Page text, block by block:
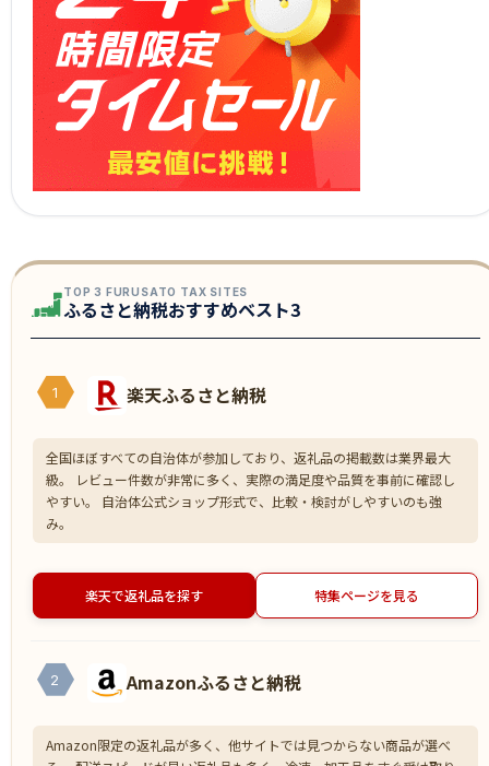
TOP 3 FURUSATO TAX SITES
ふるさと納税おすすめベスト3
1 楽天ふるさと納税
全国ほぼすべての自治体が参加しており、返礼品の掲載数は業界最大
級。 レビュー件数が非常に多く、実際の満足度や品質を事前に確認し
やすい。 自治体公式ショップ形式で、比較・検討がしやすいのも強
み。
楽天で返礼品を探す 特集ページを見る
2 Amazonふるさと納税
Amazon限定の返礼品が多く、他サイトでは見つからない商品が選べ